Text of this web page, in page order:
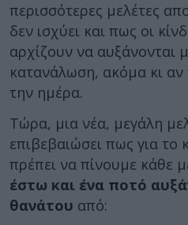
περισσότερες μελέτες
δεν ισχύει και πως οι
αρχίζουν να αυξάνονται
κατανάλωση, ακόμα κι αν
την ημέρα.
Τώρα, μια νέα, μεγάλη
επιβεβαιώσει πως για το
πρέπει να πίνουμε κάθε
έστω και ένα ποτό
θανάτου από: